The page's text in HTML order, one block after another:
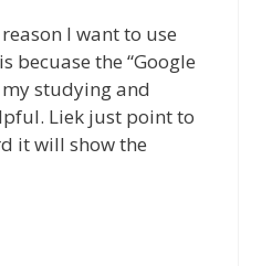
I want to use
becuase the “Google
studying and
Liek just point to
it will show the